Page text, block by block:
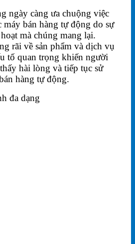
ngày càng ưa chuộng việc
máy bán hàng tự động do sự
mà chúng mang lại.
rãi về sản phẩm và dịch vụ
tố quan trọng khiến người
hài lòng và tiếp tục sử
hàng tự động.
đa dạng